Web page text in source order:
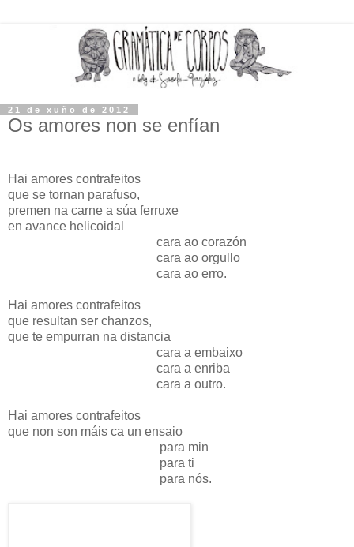
21 de xuño de 2012
Os amores non se enfían
Hai amores contrafeitos
que se tornan parafuso,
premen na carne a súa ferruxe
en avance helicoidal
cara ao corazón
cara ao orgullo
cara ao erro.
Hai amores contrafeitos
que resultan ser chanzos,
que te empurran na distancia
cara a embaixo
cara a enriba
cara a outro.
Hai amores contrafeitos
que non son máis ca un ensaio
para min
para ti
para nós.